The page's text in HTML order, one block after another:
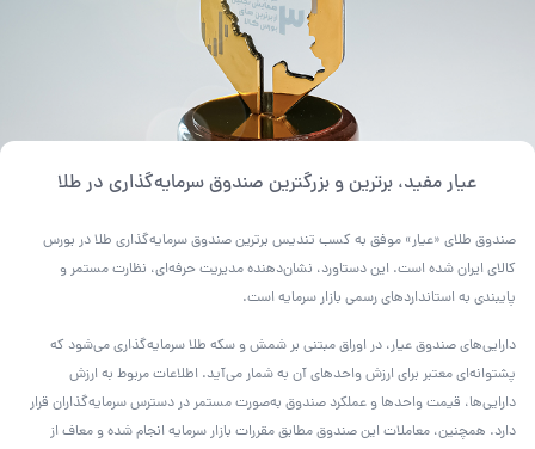
عیار مفید، برترین و بزرگترین صندوق سرمایه‌گذاری در طلا
صندوق طلای «عیار» موفق به کسب تندیس برترین صندوق سرمایه‌گذاری طلا در بورس
کالای ایران شده است. این دستاورد، نشان‌دهنده مدیریت حرفه‌ای، نظارت مستمر و
پایبندی به استانداردهای رسمی بازار سرمایه است.
دارایی‌های صندوق عیار، در اوراق مبتنی بر شمش و سکه طلا سرمایه‌گذاری می‌شود که
پشتوانه‌ای معتبر برای ارزش واحدهای آن به شمار می‌آید. اطلاعات مربوط به ارزش
دارایی‌ها، قیمت واحدها و عملکرد صندوق به‌صورت مستمر در دسترس سرمایه‌گذاران قرار
دارد. همچنین، معاملات این صندوق مطابق مقررات بازار سرمایه انجام شده و معاف از